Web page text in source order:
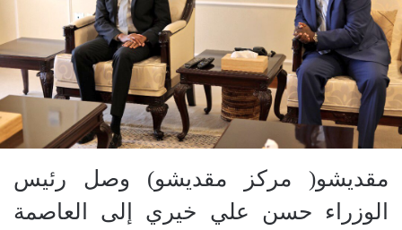
مقديشو( مركز مقديشو) وصل رئيس
الوزراء حسن علي خيري إلى العاصمة